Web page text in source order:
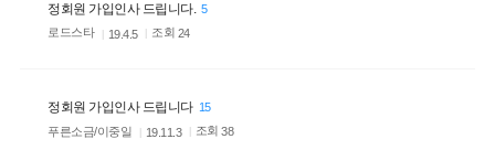
정회원 가입인사 드립니다. 5
로드스타
19.4.5 조회 24
정회원 가입인사 드립니다 15
푸른소금/이중일
19.11.3 조회38